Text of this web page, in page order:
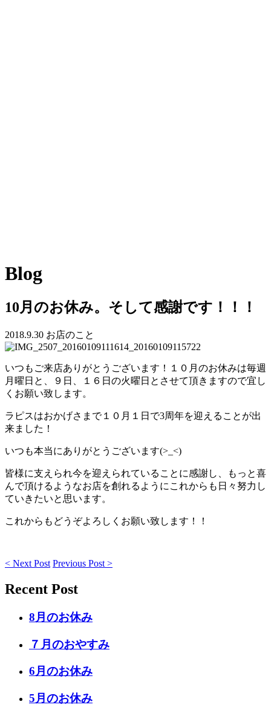
Blog
10月のお休み。そして感謝です！！！
2018.9.30 お店のこと
いつもご来店ありがとうございます！１０月のお休みは毎週
月曜日と、９日、１６日の火曜日とさせて頂きますので宜し
くお願い致します。
ラピスはおかげさまで１０月１日で3周年を迎えることが出
来ました！
いつも本当にありがとうございます(>_<)
皆様に支えられ今を迎えられていることに感謝し、もっと喜
んで頂けるようなお店を創れるようにこれからも日々努力し
ていきたいと思います。
これからもどうぞよろしくお願い致します！！
< Next Post Previous Post >
Recent Post
8月のお休み
７月のおやすみ
6月のお休み
5月のお休み